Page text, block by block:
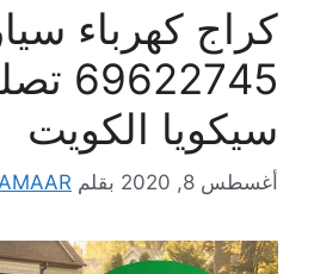
كراج كهرباء
سيكويا الكويت
أغسطس 8, 2020 بقلم AMAAR